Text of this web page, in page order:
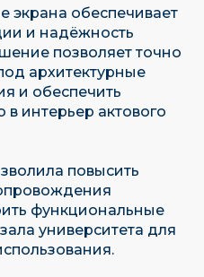
экрана обеспечивает
и надёжность
позволяет точно
архитектурные
и обеспечить
интерьер актового
повысить
функциональные
университета для